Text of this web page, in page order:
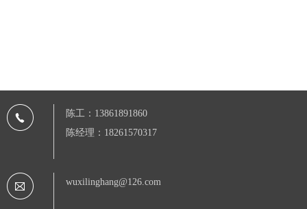
陈工：13861891860
陈经理：18261570317
wuxilinghang@126.com